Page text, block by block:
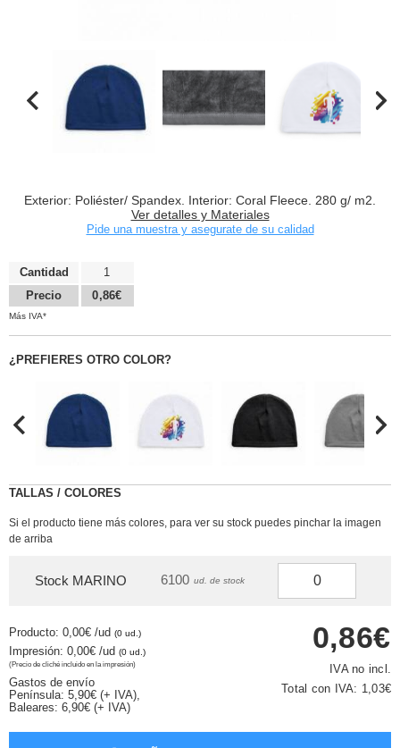
Exterior: Poliéster/ Spandex. Interior: Coral Fleece. 280 g/ m2.
Ver detalles y Materiales
Pide una muestra y asegurate de su calidad
Cantidad
Precio
1
0,86€
Más IVA*
¿PREFIERES OTRO COLOR?
TALLAS / COLORES
Si el producto tiene más colores, para ver su stock puedes pinchar la imagen
de arriba
Stock MARINO 6100 ud. de stock
Producto: 0,00€ /ud (0 ud.)
Impresión: 0,00€ /ud (0 ud.)
(Precio de cliché incluido en la impresión)
Gastos de envío
Península: 5,90€ (+ IVA),
Baleares: 6,90€ (+ IVA)
0,86€
IVA no incl.
Total con IVA: 1,03€